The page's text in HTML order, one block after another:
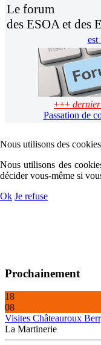
Le forum
des ESOA et des
est
+++
Passation de
Prochainement
18
08
Visites Châteauroux
La Martinerie
Nous utilisons des cookies
Nous utilisons des
décider vous-même si
Ok Je refuse